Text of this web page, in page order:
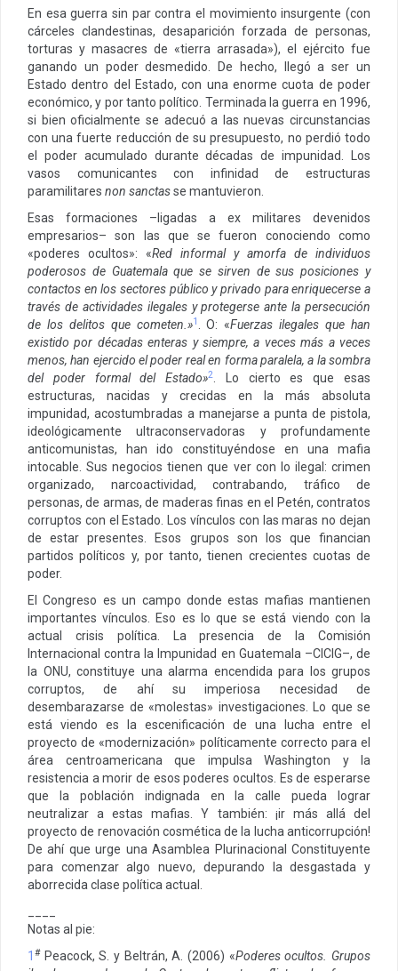
En esa guerra sin par contra el movimiento insurgente (con
cárceles clandestinas, desaparición forzada de personas,
torturas y masacres de «tierra arrasada»), el ejército fue
ganando un poder desmedido. De hecho, llegó a ser un
Estado dentro del Estado, con una enorme cuota de poder
económico, y por tanto político. Terminada la guerra en 1996,
si bien oficialmente se adecuó a las nuevas circunstancias
con una fuerte reducción de su presupuesto, no perdió todo
el poder acumulado durante décadas de impunidad. Los
vasos comunicantes con infinidad de estructuras
paramilitares non sanctasse mantuvieron.
Esas formaciones –ligadas a ex militares devenidos
empresarios– son las que se fueron conociendo como
«poderes ocultos»: «Red informal y amorfa de individuos
poderosos de Guatemala que se sirven de sus posiciones y
contactos en los sectores público y privado para enriquecerse a
través de actividades ilegales y protegerse ante la persecución
de los delitos que cometen. »1 . O: «Fuerzas ilegales que han
existido por décadas enteras y siempre, a veces más a veces
menos, han ejercido el poder real en forma paralela, a la sombra
del poder formal del Estado»2
. Lo cierto es que esas
estructuras, nacidas y crecidas en la más absoluta
impunidad, acostumbradas a manejarse a punta de pistola,
ideológicamente ultraconservadoras y profundamente
anticomunistas, han ido constituyéndose en una mafia
intocable. Sus negocios tienen que ver con lo ilegal: crimen
organizado, narcoactividad, contrabando, tráfico de
personas, de armas, de maderas finas en el Petén, contratos
corruptos con el Estado. Los vínculos con las maras no dejan
de estar presentes. Esos grupos son los que financian
partidos políticos y, por tanto, tienen crecientes cuotas de
poder.
El Congreso es un campo donde estas mafias mantienen
importantes vínculos. Eso es lo que se está viendo con la
actual crisis política. La presencia de la Comisión
Internacional contra la Impunidad en Guatemala –CICIG–, de
la ONU, constituye una alarma encendida para los grupos
corruptos, de ahí su imperiosa necesidad de
desembarazarse de «molestas» investigaciones. Lo que se
está viendo es la escenificación de una lucha entre el
proyecto de «modernización» políticamente correcto para el
área centroamericana que impulsa Washington y la
resistencia a morir de esos poderes ocultos. Es de esperarse
que la población indignada en la calle pueda lograr
neutralizar a estas mafias. Y también: ¡ir más allá del
proyecto de renovación cosmética de la lucha anticorrupción!
De ahí que urge una Asamblea Plurinacional Constituyente
para comenzar algo nuevo, depurando la desgastada y
aborrecida clase política actual.
Notas al pie:
1 #Peacock, S. y Beltrán, A. (2006) «Poderes ocultos. Grupos